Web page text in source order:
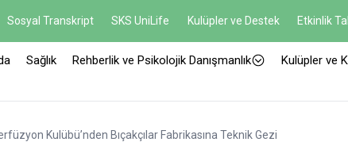
Sosyal Transkript SKS UniLife Kulüpler ve Destek Etkinlik
Sağlık Rehberlik ve Psikolojik Danışmanlık Kulüpler ve
Kulübü’nden Bıçakçılar Fabrikasına Teknik Gezi